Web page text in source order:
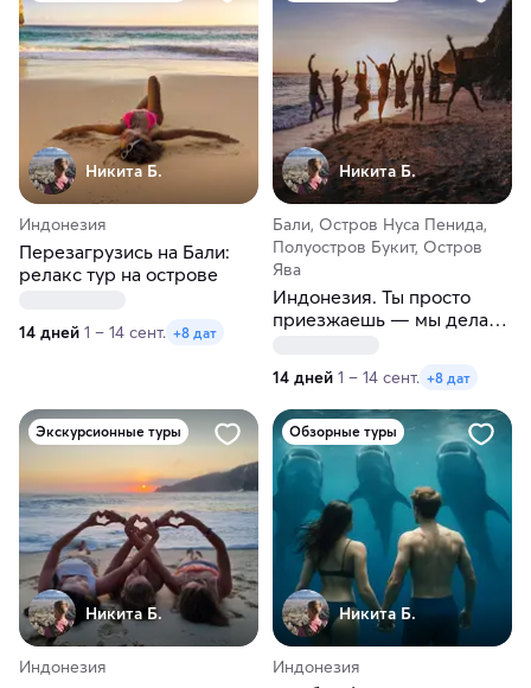
Никита Б.
Индонезия
Перезагрузись на Бали:
релакс тур на острове
14 дней 1 – 14 сент. +8 дат
Никита Б.
Бали, Остров Нуса Пенида,
Полуостров Букит, Остров
Ява
Индонезия. Ты просто
приезжаешь — мы делаем
14 дней 1 – 14 сент. +8 дат
Экскурсионные туры
Никита Б.
Индонезия
Обзорные туры
Никита Б.
Индонезия